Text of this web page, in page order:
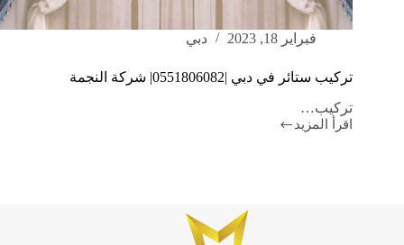
فبراير 18, 2023 دبي
تركيب ستائر في دبي |0551806082| شركة النجمة
تركيب…
اقرأ المزيد
تركيب